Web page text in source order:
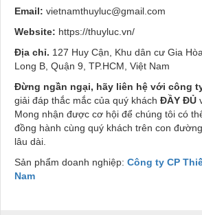
Email: vietnamthuyluc@gmail.com
Website: https://thuyluc.vn/
Địa chỉ. 127 Huy Cận, Khu dân cư Gia
Long B, Quận 9, TP.HCM, Việt Nam
Đừng ngần ngại, hãy liên hệ với công ty
giải đáp thắc mắc của quý khách ĐẦY ĐỦ
Mong nhận được cơ hội để chúng tôi có
đồng hành cùng quý khách trên con
lâu dài.
Sản phẩm doanh nghiệp: Công ty CP
Nam